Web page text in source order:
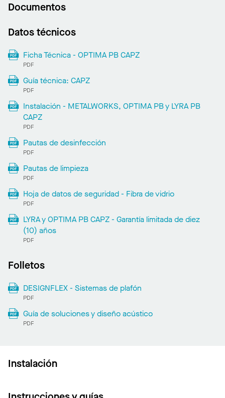
Documentos
Datos técnicos
Ficha Técnica - OPTIMA PB CAPZ
PDF
Guía técnica: CAPZ
PDF
Instalación - METALWORKS, OPTIMA PB y LYRA PB
CAPZ
PDF
Pautas de desinfección
PDF
Pautas de limpieza
PDF
Hoja de datos de seguridad - Fibra de vidrio
PDF
LYRA y OPTIMA PB CAPZ - Garantía limitada de diez
(10) años
PDF
Folletos
DESIGNFLEX - Sistemas de plafón
PDF
Guía de soluciones y diseño acústico
PDF
Instalación